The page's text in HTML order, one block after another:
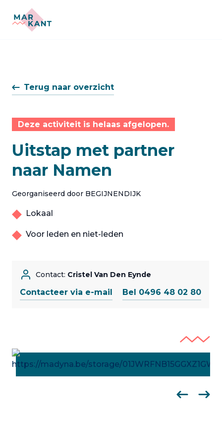
Terug naar overzicht
Deze activiteit is helaas afgelopen.
Uitstap met partner
naar Namen
Georganiseerd door BEGIJNENDIJK
Lokaal
Voor leden en niet-leden
Contact: Cristel Van Den Eynde
Contacteer via e-mail Bel 0496 48 02 80